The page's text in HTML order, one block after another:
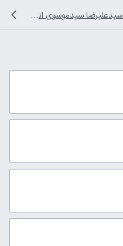
سیدعلیرضا سیدموسوی انجام شده است